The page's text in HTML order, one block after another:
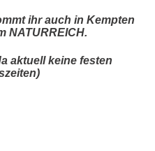
ihr auch in Kempten
NATURREICH.
aktuell keine festen